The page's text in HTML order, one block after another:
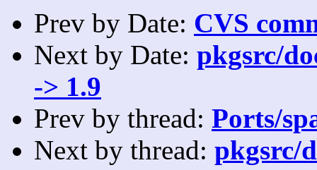
Prev by Date: CVS
Next by Date: pkgsrc/
-> 1.9
Prev by thread: Ports/
Next by thread: pkgsrc/